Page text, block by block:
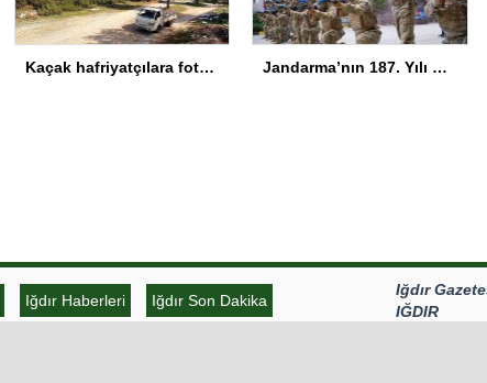
Kaçak hafriyatçılara fotokapan ve dronlu denetim Jandarma’nın 187. Yılı Bayburt’ta Kutlandı
Iğdır Haberleri Iğdır Son Dakika
Iğdır
IĞDIR